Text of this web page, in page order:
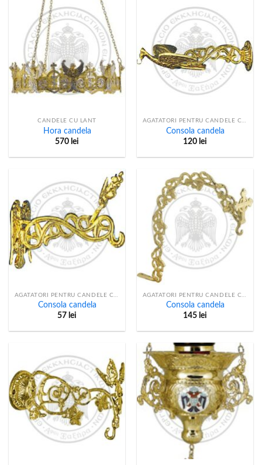
CANDELE CU LANT
Hora candela
570 lei
AGATATORI PENTRU CANDELE CU LANT
Consola candela
120 lei
Consola candela
57 lei
Consola candela
145 lei